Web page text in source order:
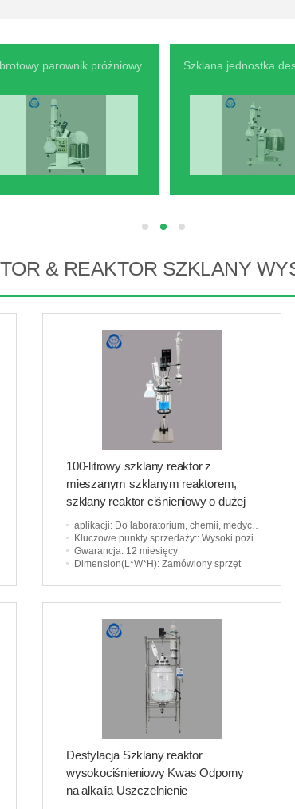
parownik próżniowy Szklana jednostka
hd hd hd
& REAKTOR SZKLANY
100-litrowy szklany reaktor z
mieszanym szklanym reaktorem,
szklany reaktor ciśnieniowy o dużej
pojemności
aplikacji: Do laboratorium, chemii, medycyny, farmacji
Kluczowe punkty sprzedaży:: Wysoki poziom bezpieczeństwa
Gwarancja: 12 miesięcy
Dimension(L*W*H): Zamówiony sprzęt
Destylacja Szklany reaktor
wysokociśnieniowy Kwas Odporny
na alkalia Uszczelnienie